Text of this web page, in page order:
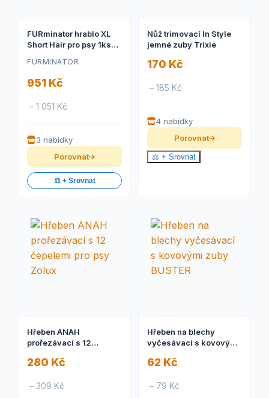
FURminator hrablo XL
Short Hair pro psy 1ks
FURMINATOR
951 Kč
– 1 051 Kč
3 nabídky
Porovnat
⚖️ + Srovnat
Nůž trimovací In Style
jemné zuby Trixie
170 Kč
– 185 Kč
4 nabídky
Porovnat
⚖️ + Srovnat
Hřeben ANAH
prořezávací s 12
280 Kč
– 309 Kč
Hřeben na blechy
vyčesávací s kovovými
62 Kč
– 79 Kč